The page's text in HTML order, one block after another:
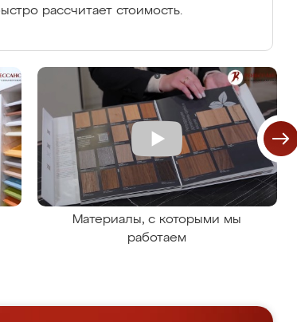
рассчитает стоимость.
Материалы, с которыми мы
работаем